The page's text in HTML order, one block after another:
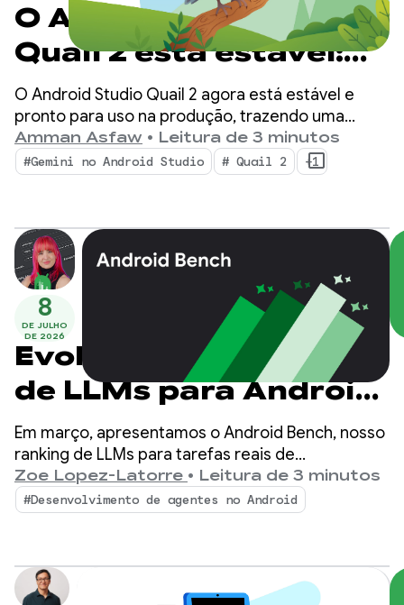
O Android Studio
Quail 2 está estável:
faça várias tarefas ao
mesmo tempo com o
agente de IA do
O Android Studio Quail 2 agora está estável e
pronto para uso na produção, trazendo uma
mudança para o ambiente de desenvolvimento
integrado com fluxos de trabalho simultâneos do
agente, criação de perfil de vazamento de
falhas com reconhecimento de contexto.
Amman Asfaw • Leitura de 3 minutos
#Gemini no Android Studio # Quail 2 +1
8
DE JULHO
DE 2026
Evolução da medição
de LLMs para Android:
a próxima era do
Android Bench
Em março, apresentamos o Android Bench, nosso
ranking de LLMs para tarefas reais de
desenvolvimento no Android. Desde então,
aprimoramos o benchmark com base no seu
feedback, incluindo a avaliação de modelos de
eficiência ao ranking.
Zoe Lopez-Latorre • Leitura de 3 minutos
#Desenvolvimento de agentes no Android